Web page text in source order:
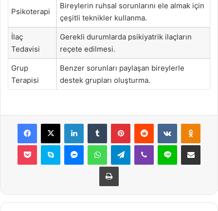
Psikoterapi
Bireylerin ruhsal sorunlarını ele almak için
çeşitli teknikler kullanma.
İlaç
Tedavisi
Gerekli durumlarda psikiyatrik ilaçların
reçete edilmesi.
Grup
Terapisi
Benzer sorunları paylaşan bireylerle
destek grupları oluşturma.
Facebook
X LinkedInTumblr PinterestReddit VKontakte
Pocket Skype MessengerWhatsAppTelegramViber Line E-Posta ile
Yazdır